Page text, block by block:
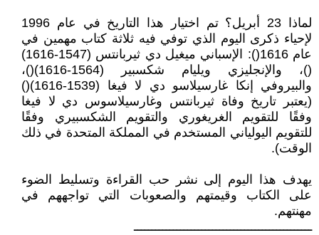
لماذا 23 أبريل؟ تم اختيار هذا التاريخ في عام 1996
لإحياء ذكرى اليوم الذي توفي فيه ثلاثة كتاب مهمين في
عام 1616(): الإسباني ميغيل دي ثيربانتس (1547-1616)
()، والإنجليزي ويليام شكسبير (1564-1616)()،
والبيروفي إنكا غارسيلاسو دي لا فيغا (1539-1616)()
(يعتبر تاريخ وفاة ثيربانتس وغارسيلاسوس دي لا فيغا
وفقًا للتقويم الغريغوري والتقويم الشكسبيري وفقًا
للتقويم اليولياني المستخدم في المملكة المتحدة في ذلك
الوقت).
يهدف هذا اليوم إلى نشر حب القراءة وتسليط الضوء
على الكتاب وقيمتهم والصعوبات التي تواجههم في
مهنتهم.
ــــــــــــــــــــــــــــــــــــــــــــــــــ